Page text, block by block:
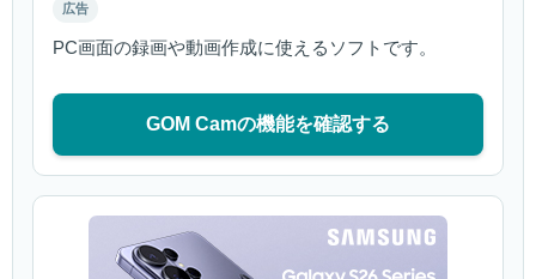
広告
PC画面の録画や動画作成に使えるソフトです。
GOM Camの機能を確認する